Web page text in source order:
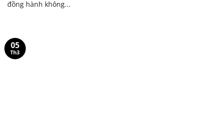
đồng hành không...
05
Th3